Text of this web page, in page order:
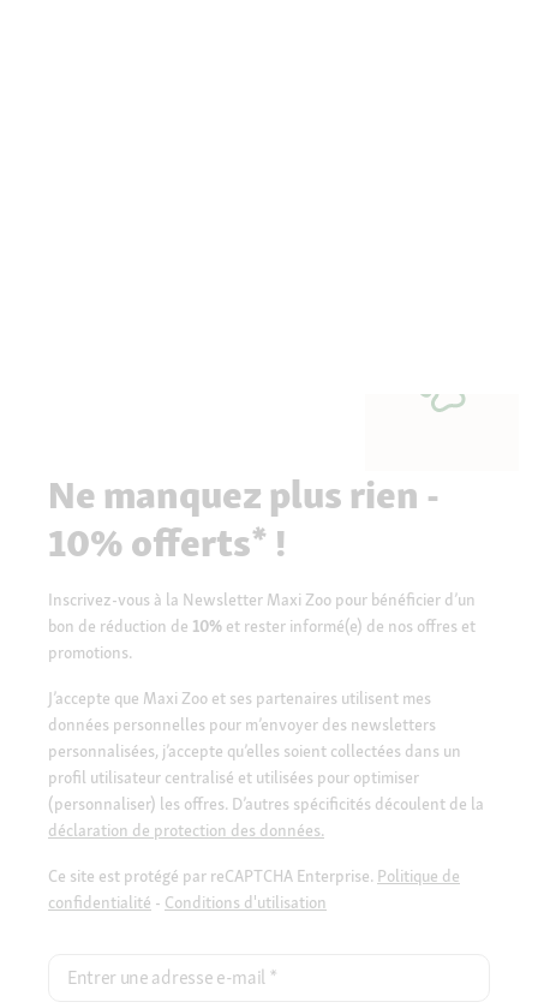
Ne manquez plus rien -
10% offerts* !
Inscrivez-vous à la Newsletter Maxi Zoo pour bénéficier d’un
bon de réduction de 10% et rester informé(e) de nos offres et
promotions.
J’accepte que Maxi Zoo et ses partenaires utilisent mes
données personnelles pour m’envoyer des newsletters
personnalisées, j’accepte qu’elles soient collectées dans un
profil utilisateur centralisé et utilisées pour optimiser
(personnaliser) les offres. D’autres spécificités découlent de la
déclaration de protection des données.
Ce site est protégé par reCAPTCHA Enterprise. Politique de
confidentialité - Conditions d'utilisation
Entrer une adresse e-mail *